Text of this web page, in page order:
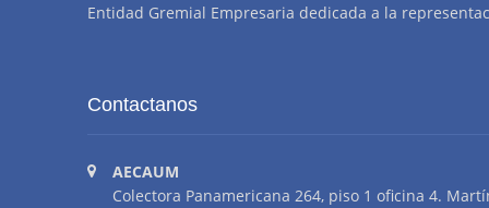
Entidad Gremial Empresaria dedicada a la
Contactanos
AECAUM
Colectora Panamericana 264, piso 1 oficina 4.